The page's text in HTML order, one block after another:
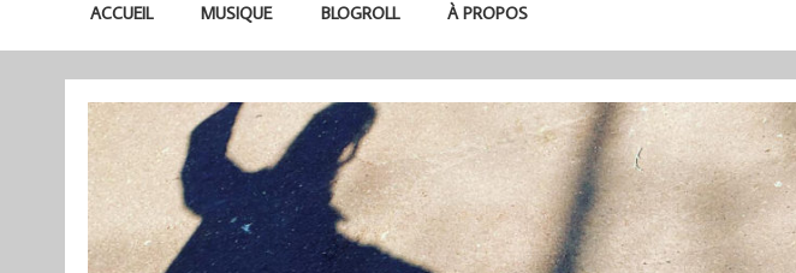
ACCUEIL MUSIQUE BLOGROLL À PROPOS